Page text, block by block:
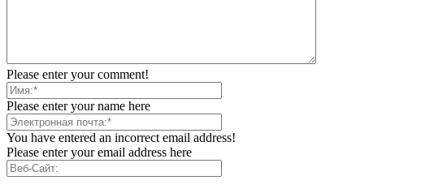
Please enter your comment!
Please enter your name here
You have entered an incorrect email address!
Please enter your email address here